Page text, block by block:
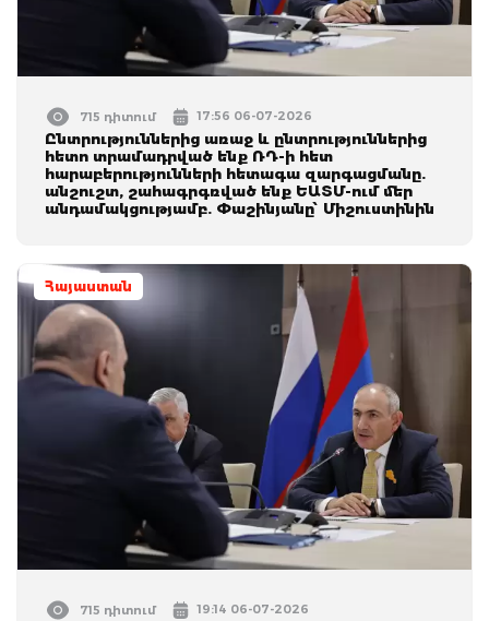
715 դիտում 17:56 06-07-2026
Ընտրություններից առաջ և ընտրություններից
հետո տրամադրված ենք ՌԴ-ի հետ
հարաբերությունների հետագա զարգացմանը.
անշուշտ, շահագրգռված ենք ԵԱՏՄ-ում մեր
անդամակցությամբ. Փաշինյանը՝ Միշուստինին
Հայաստան
715 դիտում 19:14 06-07-2026